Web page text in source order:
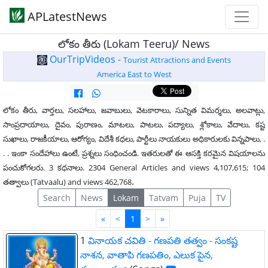
APLatestNews
లోకం తీరు (Lokam Teeru)/ News
OurTripVideos - Tourist Attractions and Events
America East to West
లోకం తీరు, వార్తలు, సలహాలు, జవాబులు, వెటకారాలు, సున్నిత విమర్శలు, అలవాట్లు,
సాంప్రదాయాలు, దైవం, పురాణం, మాటలు, పాటలు, పద్యాలు, శ్లోకాలు, వేదాలు, కష్ట
సుఖాలు, రాజకీయాలు, ఆరోగ్యం, విదేశీ కధలు, పార్టీలు నాయకులు అధికారులకు విన్నపాలు, .
. . ఇంకా సందేహాలు ఉంటే, ప్రశ్నలు సంధించండి. ఇతరులతో ఈ ఆసక్తి కరమైన విషయాలను
పంచుకోగలరు. 3 కధనాలు. 2304 General Articles and views 4,107,615; 104
తత్వాలు (Tatvaalu) and views 462,768.
Search News Lokam Tatvam Puja
TV
«First
< 1 > »Last
1 వినాయక చవితి - గణపతి తత్వం - సంకష్ట
నాశన, వాతాపి గణపతిం, ఎలుక పైన,